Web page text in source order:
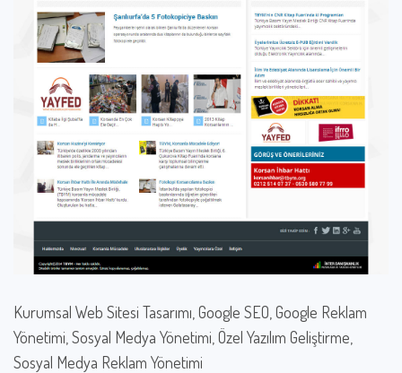
Kurumsal Web Sitesi Tasarımı, Google SEO, Google Reklam
Yönetimi, Sosyal Medya Yönetimi, Özel Yazılım Geliştirme,
Sosyal Medya Reklam Yönetimi